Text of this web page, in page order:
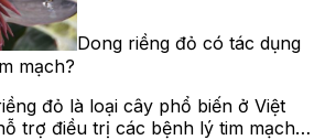
Dong riềng đỏ có tác dụng
mạch?
đỏ là loại cây phổ biến ở Việt
trợ điều trị các bệnh lý tim mạch…